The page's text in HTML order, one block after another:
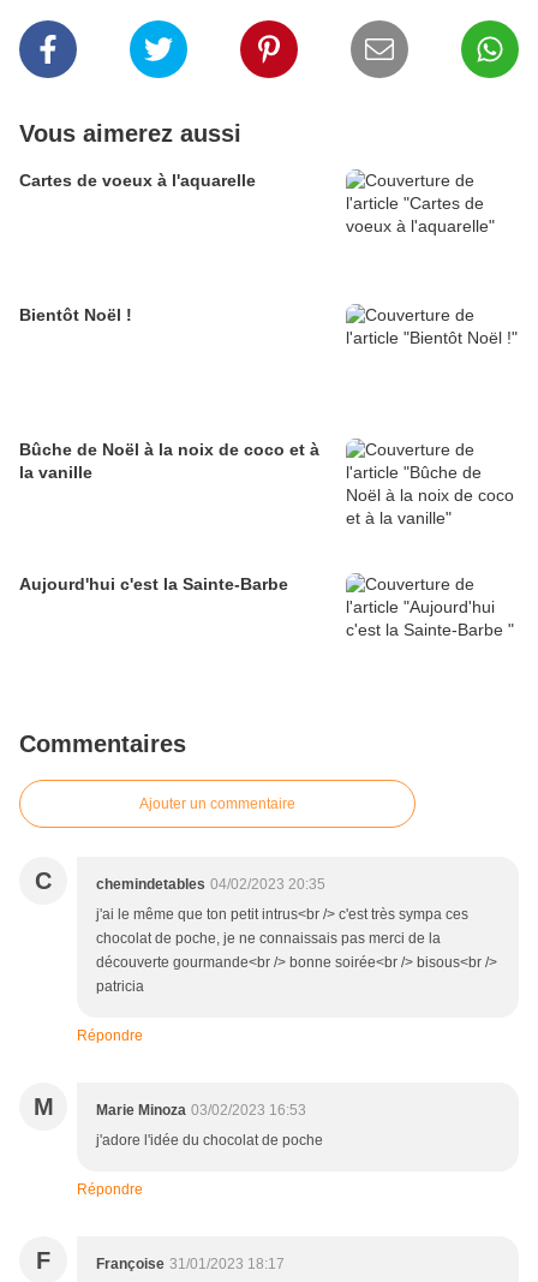
Vous aimerez aussi
Cartes de voeux à l'aquarelle
Bientôt Noël !
Bûche de Noël à la noix de coco et à
la vanille
Aujourd'hui c'est la Sainte-Barbe
Commentaires
Ajouter un commentaire
C chemindetables 04/02/2023 20:35
j'ai le même que ton petit intrus<br /> c'est très sympa ces
chocolat de poche, je ne connaissais pas merci de la
découverte gourmande<br /> bonne soirée<br /> bisous<br />
patricia
Répondre
M Marie Minoza 03/02/2023 16:53
j'adore l'idée du chocolat de poche
Répondre
F Françoise 31/01/2023 18:17